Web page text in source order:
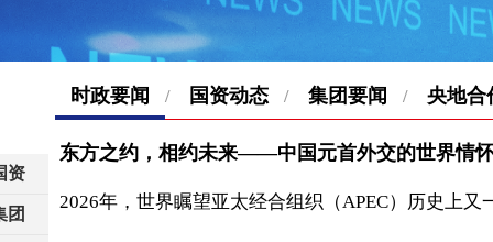
时政要闻 / 国资动态 / 集团要闻 / 央地合
东方之约，相约未来——中国元首外交的世界情
2026年，世界瞩望亚太经合组织（APEC）历史上又
资
团